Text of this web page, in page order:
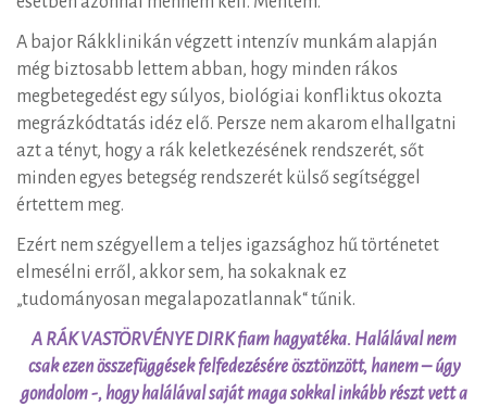
A bajor Rákklinikán végzett intenzív munkám alapján
még biztosabb lettem abban, hogy minden rákos
megbetegedést egy súlyos, biológiai konfliktus okozta
megrázkódtatás idéz elő. Persze nem akarom elhallgatni
azt a tényt, hogy a rák keletkezésének rendszerét, sőt
minden egyes betegség rendszerét külső segítséggel
értettem meg.
Ezért nem szégyellem a teljes igazsághoz hű történetet
elmesélni erről, akkor sem, ha sokaknak ez
„tudományosan megalapozatlannak“ tűnik.
A RÁK VASTÖRVÉNYE DIRK fiam hagyatéka. Halálával nem
csak ezen összefüggések felfedezésére ösztönzött, hanem – úgy
gondolom -, hogy halálával saját maga sokkal inkább részt vett a